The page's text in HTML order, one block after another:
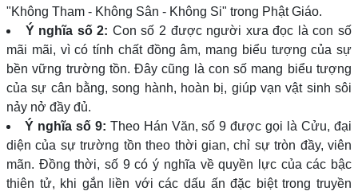
"Không Tham - Không Sân - Không Si" trong Phật Giáo.
Ý nghĩa số 2: Con số 2 được người xưa đọc là con số
mãi mãi, vì có tính chất đồng âm, mang biểu tượng của sự
bền vững trường tồn. Đây cũng là con số mang biểu tượng
của sự cân bằng, song hành, hoàn bị, giúp vạn vật sinh sôi
nảy nở đầy đủ.
Ý nghĩa số 9: Theo Hán Văn, số 9 được gọi là Cửu, đại
diện của sự trường tồn theo thời gian, chỉ sự tròn đầy, viên
mãn. Đồng thời, số 9 có ý nghĩa về quyền lực của các bậc
thiên tử, khi gắn liền với các dấu ấn đặc biệt trong truyền